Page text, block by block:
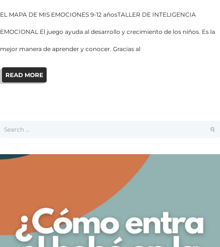
EL MAPA DE MIS EMOCIONES 9-12 añosTALLER DE INTELIGENCIA
EMOCIONAL El juego ayuda al desarrollo y crecimiento de los niños. Es la
mejor manera de aprender y conocer. Gracias al
READ MORE